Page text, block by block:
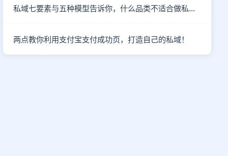
私域七要素与五种模型告诉你，什么品类不适合做私域！
两点教你利用支付宝支付成功页，打造自己的私域！